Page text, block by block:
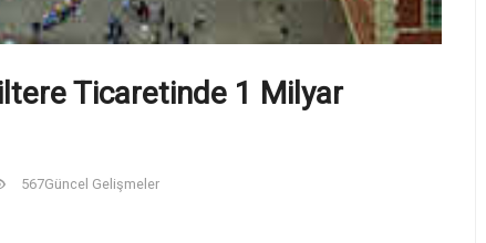
Ticaretinde 1 Milyar
567Güncel Gelişmeler